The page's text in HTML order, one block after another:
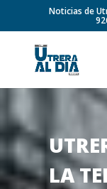
Noticias de
LA